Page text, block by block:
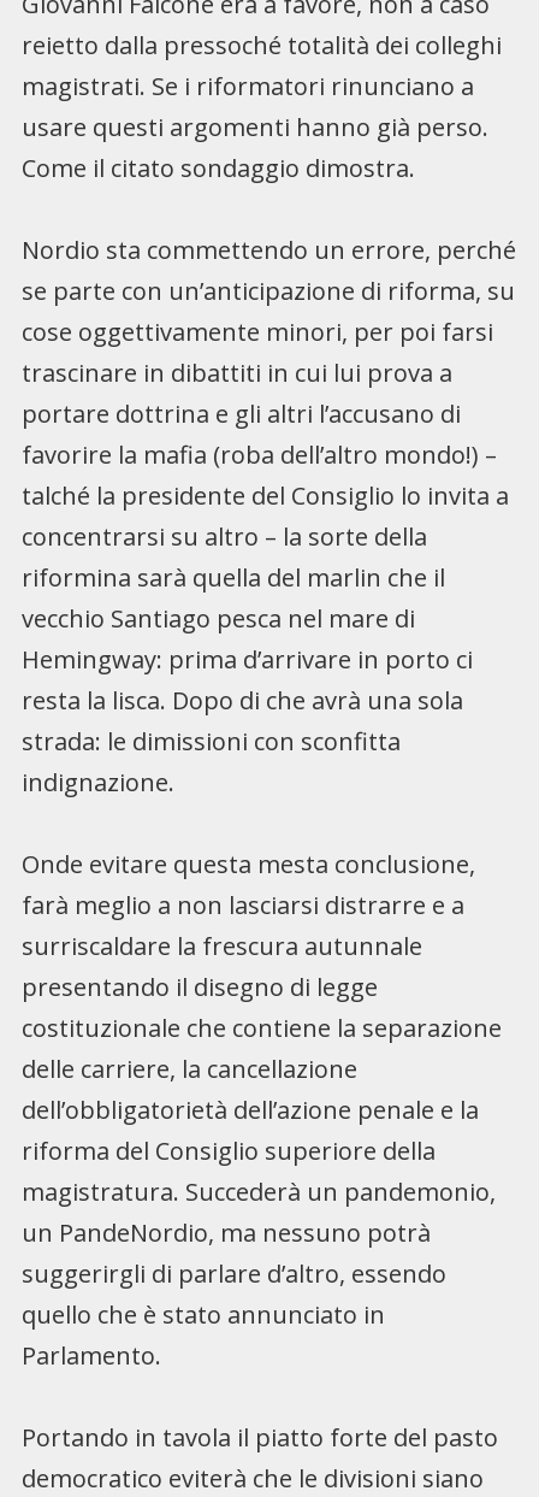
reietto dalla pressoché totalità dei colleghi
magistrati. Se i riformatori rinunciano a
usare questi argomenti hanno già perso.
Come il citato sondaggio dimostra.
Nordio sta commettendo un errore, perché
se parte con un’anticipazione di riforma, su
cose oggettivamente minori, per poi farsi
trascinare in dibattiti in cui lui prova a
portare dottrina e gli altri l’accusano di
favorire la mafia (roba dell’altro mondo!) –
talché la presidente del Consiglio lo invita a
concentrarsi su altro – la sorte della
riformina sarà quella del marlin che il
vecchio Santiago pesca nel mare di
Hemingway: prima d’arrivare in porto ci
resta la lisca. Dopo di che avrà una sola
strada: le dimissioni con sconfitta
indignazione.
Onde evitare questa mesta conclusione,
farà meglio a non lasciarsi distrarre e a
surriscaldare la frescura autunnale
presentando il disegno di legge
costituzionale che contiene la separazione
delle carriere, la cancellazione
dell’obbligatorietà dell’azione penale e la
riforma del Consiglio superiore della
magistratura. Succederà un pandemonio,
un PandeNordio, ma nessuno potrà
suggerirgli di parlare d’altro, essendo
quello che è stato annunciato in
Parlamento.
Portando in tavola il piatto forte del pasto
democratico eviterà che le divisioni siano